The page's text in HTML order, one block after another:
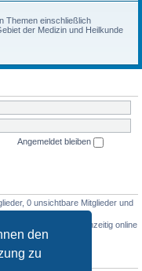
den
zu
Themen einschließlich
der Medizin und Heilkunde
Angemeldet bleiben
0 unsichtbare Mitglieder und
5 Minuten)
04:26 gleichzeitig online